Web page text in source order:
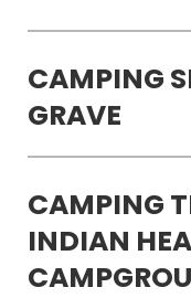
CAMPING
GRAVE
CAMPING
INDIAN